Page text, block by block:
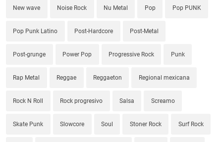
New wave Noise Rock Nu Metal Pop Pop PUNK
Pop Punk Latino Post-Hardcore Post-Metal
Post-grunge Power Pop Progressive Rock Punk
Rap Metal Reggae Reggaeton Regional mexicana
Rock N Roll Rock progresivo Salsa Screamo
Skate Punk Slowcore Soul Stoner Rock Surf Rock